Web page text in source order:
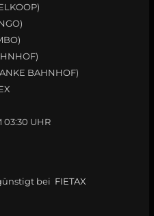
BAHNHOF)
03:30 UHR
bei FIETAX